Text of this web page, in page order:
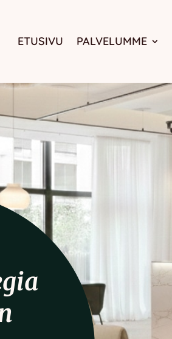
ETUSIVU PALVELUMME